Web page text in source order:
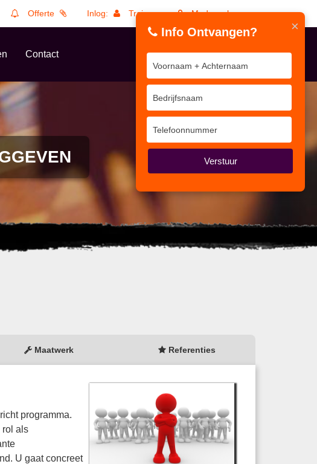
Offerte Inlog: Trainers Medewerkers
Contact
Maatwerk Referenties
programma.
rol als
U gaat concreet
×
Info Ontvangen?
Verstuur